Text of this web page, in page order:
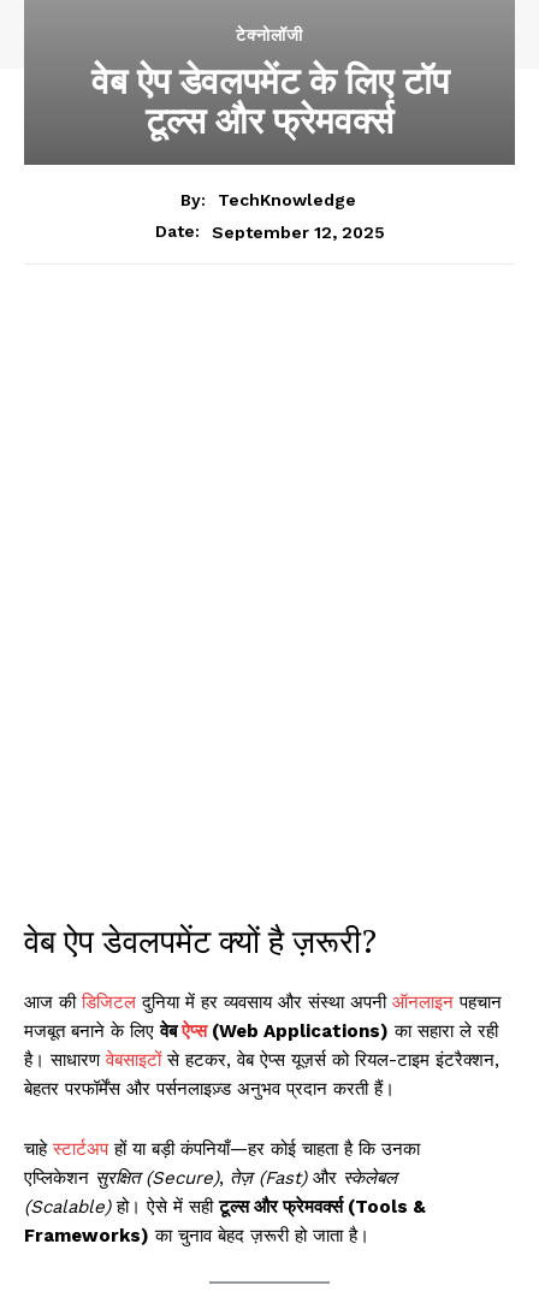
टेक्नोलॉजी
वेब ऐप डेवलपमेंट के लिए टॉप
टूल्स और फ्रेमवर्क्स
By:
TechKnowledge
Date:
September 12, 2025
वेब ऐप डेवलपमेंट क्यों है ज़रूरी?
आज कीडिजिटल दुनिया में हर व्यवसाय और संस्था अपनी ऑनलाइन पहचान
मजबूत बनाने के लिएवेबऐप्स(Web Applications) का सहारा ले रही
है। साधारणवेबसाइटों से हटकर, वेब ऐप्स यूज़र्स को रियल-टाइम इंटरैक्शन,
बेहतर परफॉर्मेंस और पर्सनलाइज़्ड अनुभव प्रदान करती हैं।
चाहेस्टार्टअपहों या बड़ी कंपनियाँ—हर कोई चाहता है कि उनका
एप्लिकेशन सुरक्षित (Secure), तेज़ (Fast)और स्केलेबल
(Scalable)हो। ऐसे में सहीटूल्स और फ्रेमवर्क्स (Tools &
Frameworks) का चुनाव बेहद ज़रूरी हो जाता है।